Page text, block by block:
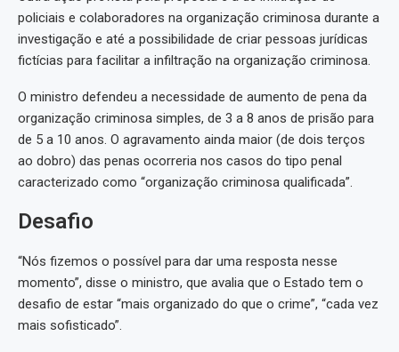
policiais e colaboradores na organização criminosa durante a
investigação e até a possibilidade de criar pessoas jurídicas
fictícias para facilitar a infiltração na organização criminosa.
O ministro defendeu a necessidade de aumento de pena da
organização criminosa simples, de 3 a 8 anos de prisão para
de 5 a 10 anos. O agravamento ainda maior (de dois terços
ao dobro) das penas ocorreria nos casos do tipo penal
caracterizado como “organização criminosa qualificada”.
Desafio
“Nós fizemos o possível para dar uma resposta nesse
momento”, disse o ministro, que avalia que o Estado tem o
desafio de estar “mais organizado do que o crime”, “cada vez
mais sofisticado”.